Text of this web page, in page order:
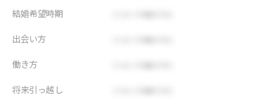
結婚希望時期
出会い方
働き方
将来引っ越し